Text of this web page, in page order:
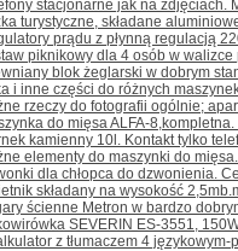
stacjonarne jak na zdjęciach.
turystyczne, składane
prądu z płynną regulacją
piknikowy dla 4 osób w
blok żeglarski w dobrym
i inne części do różnych
rzeczy do fotografii ogólnie;
do mięsa ALFA-
kamienny 10l. Kontakt tylko
elementy do maszynki do
dla chłopca do dzwonienia.
składany na wysokość
ścienne Metron w bardzo
SEVERIN ES-3551,
z tłumaczem 4